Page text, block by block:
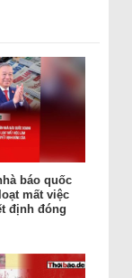
báo quốc
mất việc
định đóng